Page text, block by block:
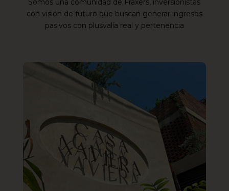
Somos una comunidad de Fraxers, inversionistas
con visión de futuro que buscan generar ingresos
pasivos con plusvalía real y pertenencia